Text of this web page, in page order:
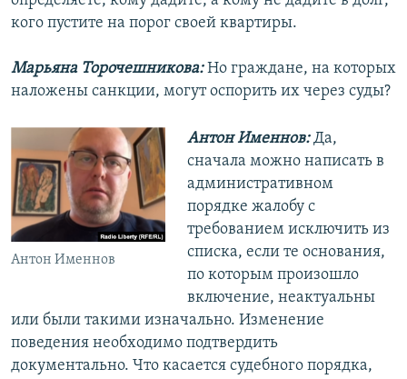
кого пустите на порог своей квартиры.
Марьяна Торочешникова:Но граждане, на которых
наложены санкции, могут оспорить их через суды?
Антон Именнов
Антон Именнов:Да,
сначала можно написать в
административном
порядке жалобу с
требованием исключить из
списка, если те основания,
по которым произошло
включение, неактуальны
или были такими изначально. Изменение
поведения необходимо подтвердить
документально. Что касается судебного порядка,